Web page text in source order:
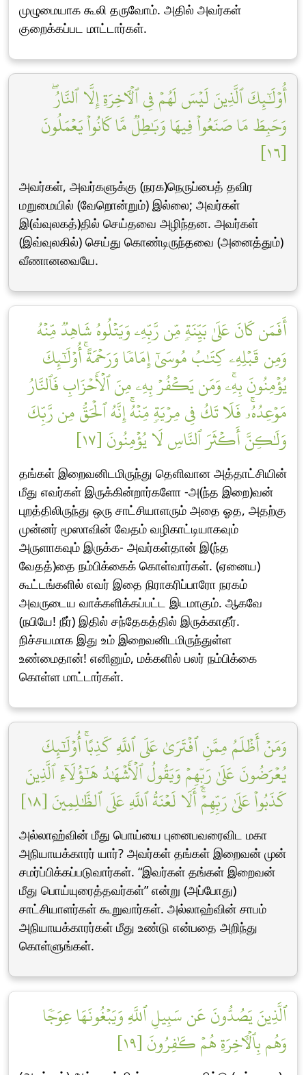
முழுமையாக கூலி தருவோம். அதில் அவர்கள்
குறைக்கப்பட மாட்டார்கள்.
أُوْلَٰٓئِكَ ٱلَّذِينَ لَيۡسَ لَهُمۡ فِي ٱلۡأٓخِرَةِ إِلَّا ٱلنَّارُۖ
وَحَبِطَ مَا صَنَعُواْ فِيهَا وَبَٰطِلٞ مَّا كَانُواْ يَعۡمَلُونَ
[١٦]
அவர்கள், அவர்களுக்கு (நரக)நெருப்பைத் தவிர
மறுமையில் (வேறொன்றும்) இல்லை; அவர்கள்
இ(வ்வுலகத்)தில் செய்தவை அழிந்தன. அவர்கள்
(இவ்வுலகில்) செய்து கொண்டிருந்தவை (அனைத்தும்)
வீணானவையே.
أَفَمَن كَانَ عَلَىٰ بَيِّنَةٖ مِّن رَّبِّهِۦ وَيَتۡلُوهُ شَاهِدٞ مِّنۡهُ
وَمِن قَبۡلِهِۦ كِتَٰبُ مُوسَىٰٓ إِمَامٗا وَرَحۡمَةًۚ أُوْلَٰٓئِكَ
يُؤۡمِنُونَ بِهِۦۚ وَمَن يَكۡفُرۡ بِهِۦ مِنَ ٱلۡأَحۡزَابِ فَٱلنَّارُ
مَوۡعِدُهُۥۚ فَلَا تَكُ فِي مِرۡيَةٖ مِّنۡهُۚ إِنَّهُ ٱلۡحَقُّ مِن رَّبِّكَ
وَلَٰكِنَّ أَكۡثَرَ ٱلنَّاسِ لَا يُؤۡمِنُونَ [١٧]
தங்கள் இறைவனிடமிருந்து தெளிவான அத்தாட்சியின்
மீது எவர்கள் இருக்கின்றார்களோ -அ(ந்த இறை)வன்
புறத்திலிருந்து ஒரு சாட்சியாளரும் அதை ஓத, அதற்கு
முன்னர் மூஸாவின் வேதம் வழிகாட்டியாகவும்
அருளாகவும் இருக்க- அவர்கள்தான் இ(ந்த
வேதத்)தை நம்பிக்கைக் கொள்வார்கள். (ஏனைய)
கூட்டங்களில் எவர் இதை நிராகரிப்பாரோ நரகம்
அவருடைய வாக்களிக்கப்பட்ட இடமாகும். ஆகவே
(நபியே! நீர்) இதில் சந்தேகத்தில் இருக்காதீர்.
நிச்சயமாக இது உம் இறைவனிடமிருந்துள்ள
உண்மைதான்! எனினும், மக்களில் பலர் நம்பிக்கை
கொள்ள மாட்டார்கள்.
وَمَنۡ أَظۡلَمُ مِمَّنِ ٱفۡتَرَىٰ عَلَى ٱللَّهِ كَذِبًاۚ أُوْلَٰٓئِكَ
يُعۡرَضُونَ عَلَىٰ رَبِّهِمۡ وَيَقُولُ ٱلۡأَشۡهَٰدُ هَٰٓؤُلَآءِ ٱلَّذِينَ
كَذَبُواْ عَلَىٰ رَبِّهِمۡۚ أَلَا لَعۡنَةُ ٱللَّهِ عَلَى ٱلظَّٰلِمِينَ [١٨]
அல்லாஹ்வின் மீது பொய்யை புனைபவரைவிட மகா
அநியாயக்காரர் யார்? அவர்கள் தங்கள் இறைவன் முன்
சமர்ப்பிக்கப்படுவார்கள். “இவர்கள் தங்கள் இறைவன்
மீது பொய்யுரைத்தவர்கள்” என்று (அப்போது)
சாட்சியாளர்கள் கூறுவார்கள். அல்லாஹ்வின் சாபம்
அநியாயக்காரர்கள் மீது உண்டு என்பதை அறிந்து
கொள்ளுங்கள்.
ٱلَّذِينَ يَصُدُّونَ عَن سَبِيلِ ٱللَّهِ وَيَبۡغُونَهَا عِوَجٗا
وَهُم بِٱلۡأٓخِرَةِ هُمۡ كَٰفِرُونَ [١٩]